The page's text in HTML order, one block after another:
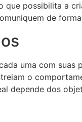
possibilita a
de
uma com
o
depende dos